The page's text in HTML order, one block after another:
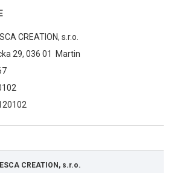
CREATION, s.r.o.
29, 036 01 Martin
CREATION, s.r.o.